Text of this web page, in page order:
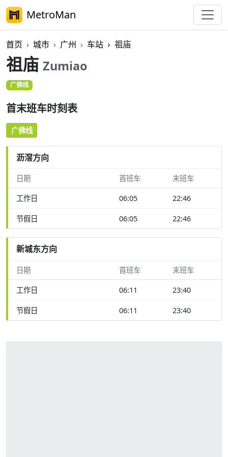
MetroMan
首页 城市 广州 车站 祖庙
祖庙 Zumiao
广佛线
首末班车时刻表
广佛线
沥滘方向
日期 首班车 末班车
工作日 06:05 22:46
节假日 06:05 22:46
新城东方向
日期 首班车 末班车
工作日 06:11 23:40
节假日 06:11 23:40